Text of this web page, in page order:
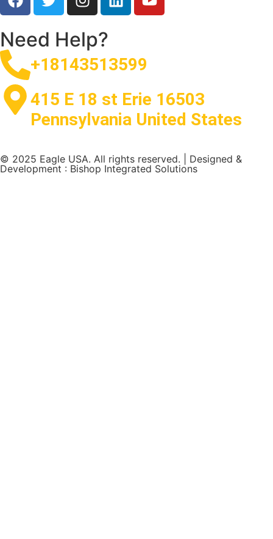
Need Help?
+18143513599
415 E 18 st Erie 16503
Pennsylvania United States
© 2025 Eagle USA. All rights reserved. | Designed &
Development : Bishop Integrated Solutions